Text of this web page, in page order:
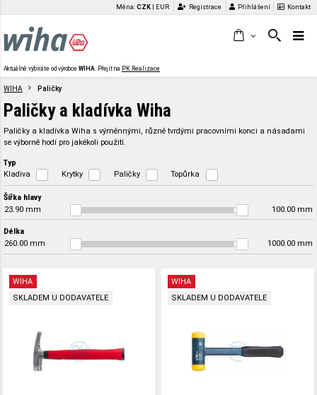
Měna:CZK EUR Registrace Přihlášení Kontakt
Aktuálně vybíráte od výrobce WIHA. Přejít na PK Realizace
WIHA Paličky
Paličky a kladívka Wiha
Paličky a kladívka Wiha s výměnnými, různě tvrdými pracovními konci a násadami
se výborně hodí pro jakékoli použití.
Typ
Kladiva Krytky Paličky Topůrka
Šířka hlavy
23.90 mm 100.00 mm
Délka
260.00 mm 1000.00 mm
WIHA
SKLADEM U DODAVATELE
WIHA
SKLADEM U DODAVATELE